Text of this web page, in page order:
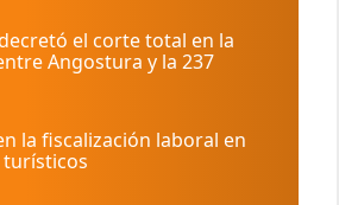
el corte total en la
Angostura y la 237
la fiscalización laboral en